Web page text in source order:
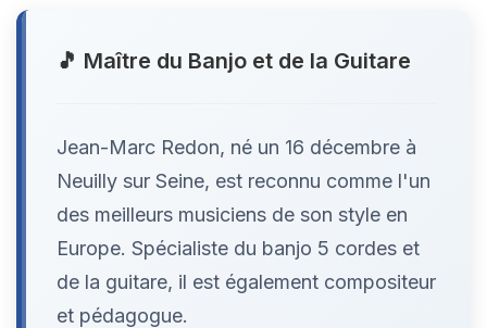
🎵 Maître du Banjo et de la Guitare
Jean-Marc Redon, né un 16 décembre à
Neuilly sur Seine, est reconnu comme l'un
des meilleurs musiciens de son style en
Europe. Spécialiste du banjo 5 cordes et
de la guitare, il est également compositeur
et pédagogue.